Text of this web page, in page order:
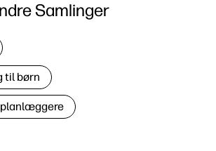
Samlinger
til børn
planlæggere